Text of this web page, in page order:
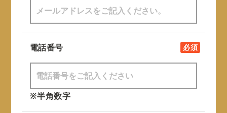
電話番号 必須
※半角数字